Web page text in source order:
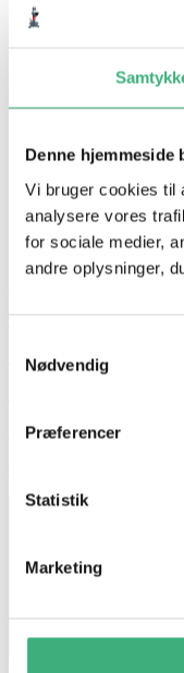
Denne hjemmeside
Vi bruger cookies til
analysere vores
for sociale medier,
andre oplysninger,
Nødvendig
Præferencer
Statistik
Marketing
Hvem er vi
Booking
Persondatapolitik